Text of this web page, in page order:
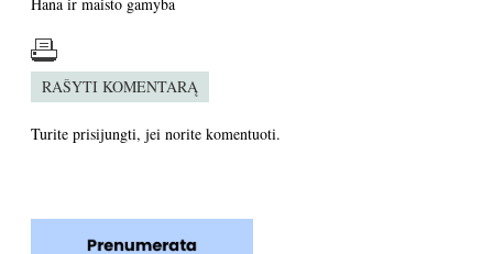
RAŠYTI KOMENTARĄ
Turite prisijungti, jei norite komentuoti.